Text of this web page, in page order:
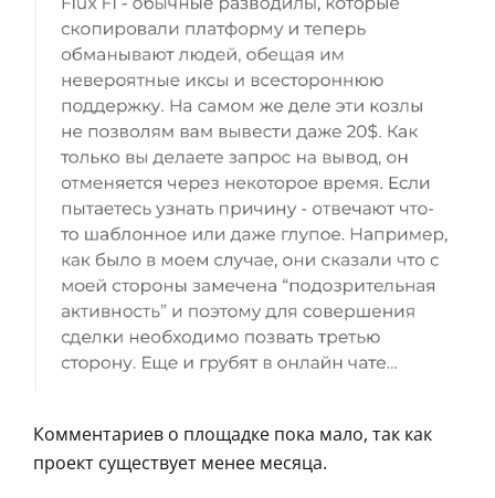
Комментариев о площадке пока мало, так как
проект существует менее месяца.